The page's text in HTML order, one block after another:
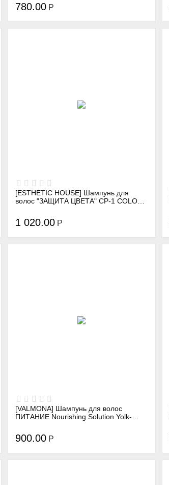
780.00 Р
[ESTHETIC HOUSE] Шампунь для
волос "ЗАЩИТА ЦВЕТА" CP-1 COLOR
1 020.00 Р
[VALMONA] Шампунь для волос
ПИТАНИЕ Nourishing Solution Yolk-
900.00 Р